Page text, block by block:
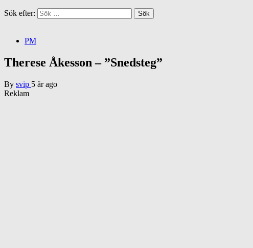
Sök efter:
PM
Therese Åkesson – ”Snedsteg”
By svip 5 år ago
Reklam